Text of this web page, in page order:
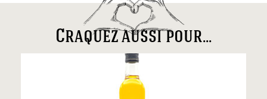
Craquez aussi pour...